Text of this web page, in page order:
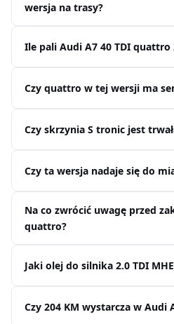
wersja na trasy?
Ile pali Audi A7 40 TDI quattro
Czy quattro w tej wersji ma
Czy skrzynia S tronic jest
Czy ta wersja nadaje się do
Na co zwrócić uwagę przed
quattro?
Jaki olej do silnika 2.0 TDI
Czy 204 KM wystarcza w Audi